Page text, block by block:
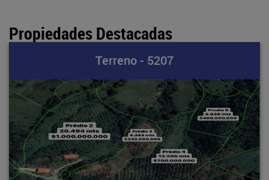
Propiedades Destacadas
Terreno - 5207